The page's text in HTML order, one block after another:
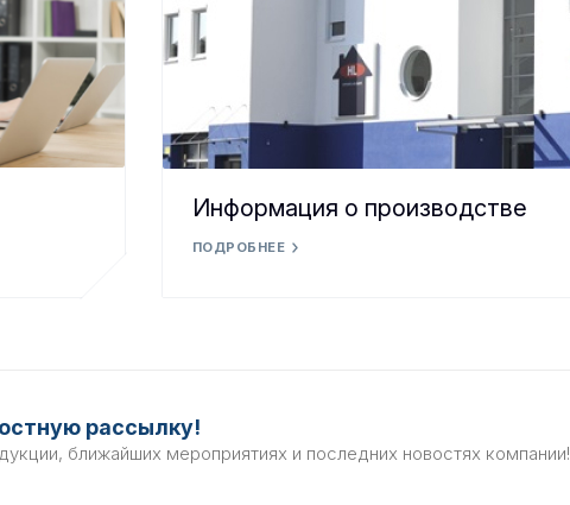
Информация о производстве
ПОДРОБНЕЕ
рассылку!
ближайших мероприятиях и последних новостях компании!